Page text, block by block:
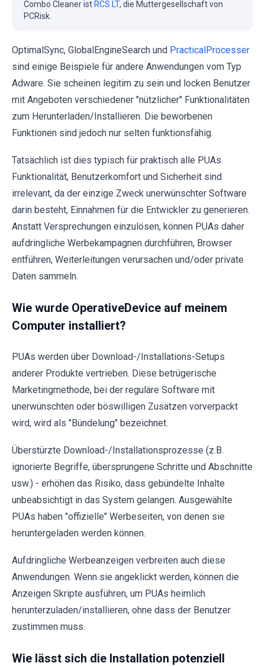
Combo Cleaner ist RCS LT, die Muttergesellschaft von
PCRisk.
OptimalSync, GlobalEngineSearch und PracticalProcesser
sind einige Beispiele für andere Anwendungen vom Typ
Adware. Sie scheinen legitim zu sein und locken Benutzer
mit Angeboten verschiedener "nützlicher" Funktionalitäten
zum Herunterladen/Installieren. Die beworbenen
Funktionen sind jedoch nur selten funktionsfähig.
Tatsächlich ist dies typisch für praktisch alle PUAs.
Funktionalität, Benutzerkomfort und Sicherheit sind
irrelevant, da der einzige Zweck unerwünschter Software
darin besteht, Einnahmen für die Entwickler zu generieren.
Anstatt Versprechungen einzulösen, können PUAs daher
aufdringliche Werbekampagnen durchführen, Browser
entführen, Weiterleitungen verursachen und/oder private
Daten sammeln.
Wie wurde OperativeDevice auf meinem
Computer installiert?
PUAs werden über Download-/Installations-Setups
anderer Produkte vertrieben. Diese betrügerische
Marketingmethode, bei der reguläre Software mit
unerwünschten oder böswilligen Zusätzen vorverpackt
wird, wird als "Bündelung" bezeichnet.
Überstürzte Download-/Installationsprozesse (z.B.
ignorierte Begriffe, übersprungene Schritte und Abschnitte
usw.) - erhöhen das Risiko, dass gebündelte Inhalte
unbeabsichtigt in das System gelangen. Ausgewählte
PUAs haben "offizielle" Werbeseiten, von denen sie
heruntergeladen werden können.
Aufdringliche Werbeanzeigen verbreiten auch diese
Anwendungen. Wenn sie angeklickt werden, können die
Anzeigen Skripte ausführen, um PUAs heimlich
herunterzuladen/installieren, ohne dass der Benutzer
zustimmen muss.
Wie lässt sich die Installation potenziell